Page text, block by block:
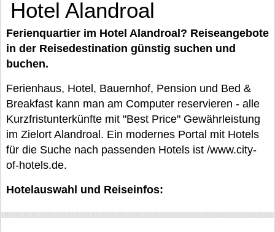
Hotel Alandroal
Ferienquartier im Hotel Alandroal? Reiseangebote
in der Reisedestination günstig suchen und
buchen.
Ferienhaus, Hotel, Bauernhof, Pension und Bed &
Breakfast kann man am Computer reservieren - alle
Kurzfristunterkünfte mit "Best Price" Gewährleistung
im Zielort Alandroal. Ein modernes Portal mit Hotels
für die Suche nach passenden Hotels ist /www.city-
of-hotels.de.
Hotelauswahl und Reiseinfos: